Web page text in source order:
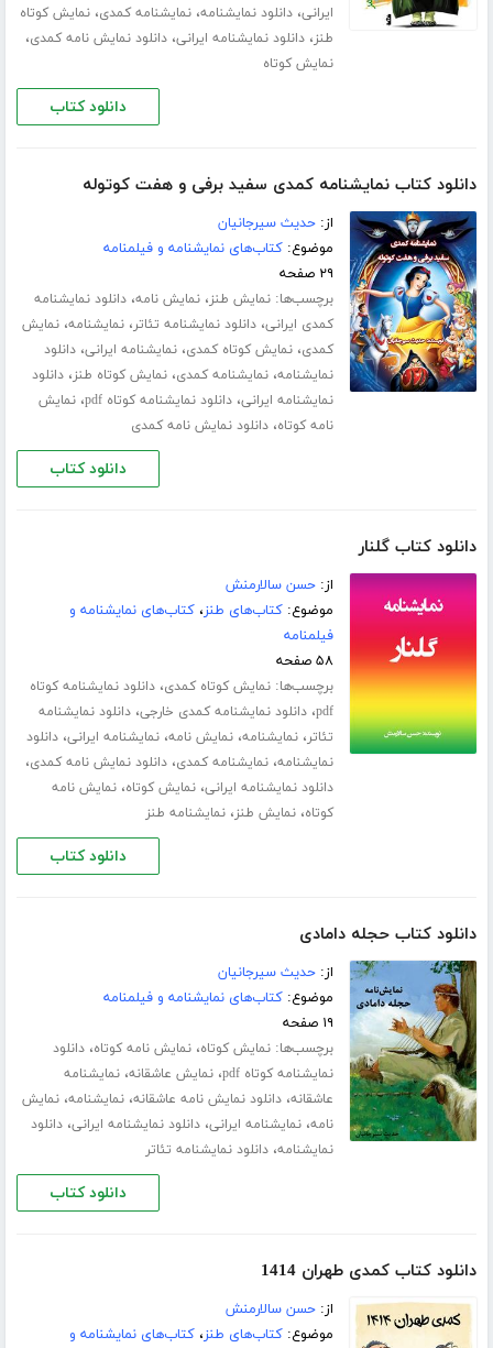
ایرانی،دانلود نمایشنامه،نمایشنامه کمدی،نمایش کوتاه
طنز،دانلود نمایشنامه ایرانی،دانلود نمایش نامه کمدی،
نمایش کوتاه
دانلود کتاب
دانلود کتاب نمایشنامه کمدی سفید برفی و هفت کوتوله
از:حدیث سیرجانیان
موضوع:کتاب‌های نمایشنامه و فیلمنامه
۲۹ صفحه
برچسب‌ها:نمایش طنز،نمایش نامه،دانلود نمایشنامه
کمدی ایرانی،دانلود نمایشنامه تئاتر،نمایشنامه،نمایش
کمدی،نمایش کوتاه کمدی،نمایشنامه ایرانی،دانلود
نمایشنامه،نمایشنامه کمدی،نمایش کوتاه طنز،دانلود
نمایشنامه ایرانی،دانلود نمایشنامه کوتاه pdf ،نمایش
نامه کوتاه،دانلود نمایش نامه کمدی
دانلود کتاب
دانلود کتاب گلنار
از:حسن سالارمنش
موضوع:کتاب‌های طنز،کتاب‌های نمایشنامه و
فیلمنامه
۵۸ صفحه
برچسب‌ها:نمایش کوتاه کمدی،دانلود نمایشنامه کوتاه
pdf،دانلود نمایشنامه کمدی خارجی،دانلود نمایشنامه
تئاتر،نمایشنامه،نمایش نامه،نمایشنامه ایرانی،دانلود
نمایشنامه،نمایشنامه کمدی،دانلود نمایش نامه کمدی،
دانلود نمایشنامه ایرانی،نمایش کوتاه،نمایش نامه
کوتاه،نمایش طنز،نمایشنامه طنز
دانلود کتاب
دانلود کتاب حجله دامادی
از:حدیث سیرجانیان
موضوع:کتاب‌های نمایشنامه و فیلمنامه
۱۹ صفحه
برچسب‌ها:نمایش کوتاه،نمایش نامه کوتاه،دانلود
نمایشنامه کوتاه pdf
،نمایش عاشقانه،نمایشنامه
عاشقانه،دانلود نمایش نامه عاشقانه،نمایشنامه،نمایش
نامه،نمایشنامه ایرانی،دانلود نمایشنامه ایرانی،دانلود
نمایشنامه،دانلود نمایشنامه تئاتر
دانلود کتاب
دانلود کتاب کمدی طهران 1414
از:حسن سالارمنش
موضوع:کتاب‌های طنز،کتاب‌های نمایشنامه و